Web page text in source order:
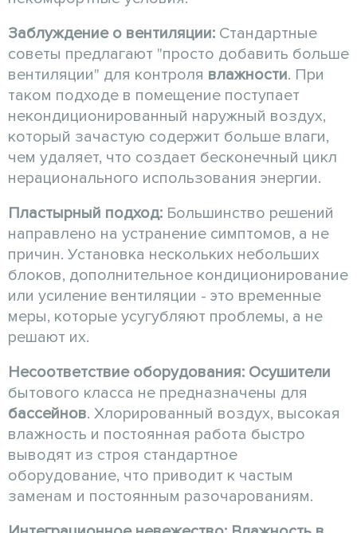
Заблуждение о вентиляции: Стандартные
советы предлагают "просто добавить больше
вентиляции" для контроля влажности. При
таком подходе в помещение поступает
некондиционированный наружный воздух,
который зачастую содержит больше влаги,
чем удаляет, что создает бесконечный цикл
нерационального использования энергии.
Пластырный подход: Большинство решений
направлено на устранение симптомов, а не
причин. Установка нескольких небольших
блоков, дополнительное кондиционирование
или усиление вентиляции - это временные
меры, которые усугубляют проблемы, а не
решают их.
Несоответствие оборудования: Осушители
бытового класса не предназначены для
бассейнов. Хлорированный воздух, высокая
влажность и постоянная работа быстро
выводят из строя стандартное
оборудование, что приводит к частым
заменам и постоянным разочарованиям.